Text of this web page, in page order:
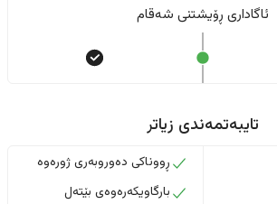
ئاگاداری ڕۆیشتنی شەقام
تایبەتمەندی زیاتر
ڕووناکی دەوروبەری ژورەوە
بارگاویکەرەوەی بێتەل